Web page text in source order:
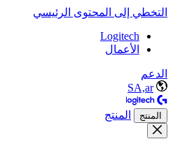
التخطي إلى المحتوى الرئيسي
Logitech
الأعمال
الدعم
SA,ar
المنتج المنتج